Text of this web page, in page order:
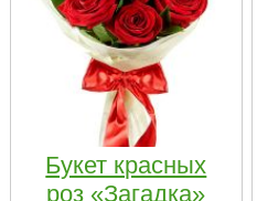
Букет красных
роз «Загадка»